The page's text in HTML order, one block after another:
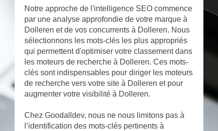
Notre approche de l'intelligence SEO commence
par une analyse approfondie de votre marque à
Dolleren et de vos concurrents à Dolleren. Nous
sélectionnons les mots-clés les plus appropriés
qui permettent d'optimiser votre classement dans
les moteurs de recherche à Dolleren. Ces mots-
clés sont indispensables pour diriger les moteurs
de recherche vers votre site à Dolleren et pour
augmenter votre visibilité à Dolleren.
Chez Goodalldev, nous ne nous limitons pas à
l’identification des mots-clés pertinents à